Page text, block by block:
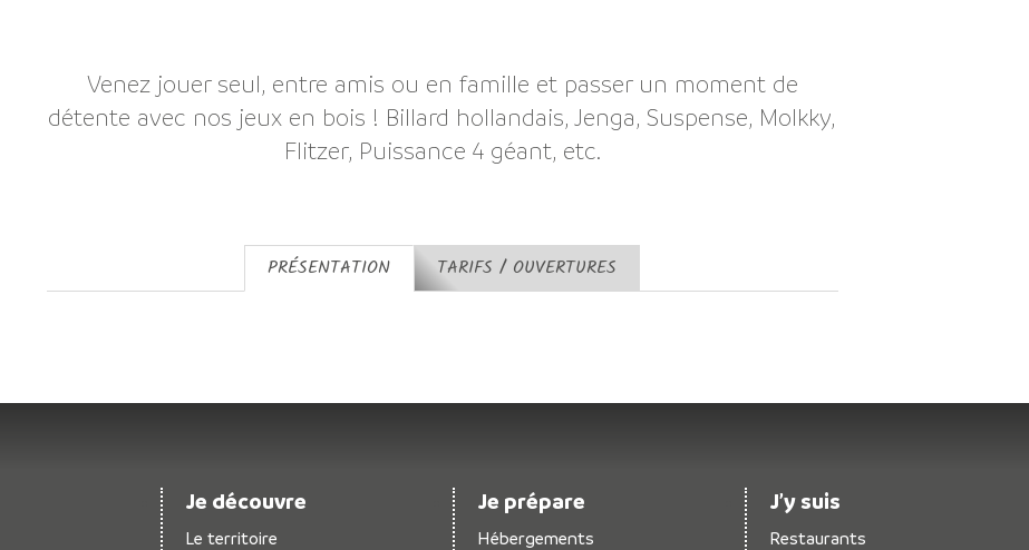
Venez jouer seul, entre amis ou en famille et passer un moment de
détente avec nos jeux en bois ! Billard hollandais, Jenga, Suspense, Molkky,
Flitzer, Puissance 4 géant, etc.
PRÉSENTATION TARIFS / OUVERTURES
Je découvre
Le territoire
Je prépare
Hébergements
J’y suis
Restaurants